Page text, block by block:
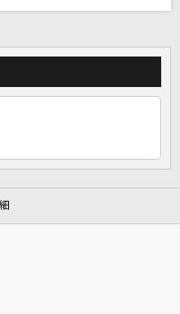
練習にも！